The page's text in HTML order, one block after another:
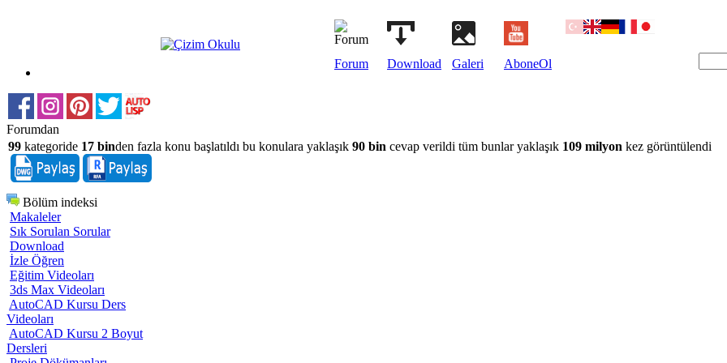
Forum Download Galeri AboneOl
Forumdan
99 kategoride 17 binden fazla konu başlatıldı bu konulara yaklaşık 90 bin cevap verildi tüm bunlar yaklaşık 109 milyon kez görüntülendi
Bölüm indeksi
Makaleler
Sık Sorulan Sorular
Download
İzle Öğren
Eğitim Videoları
3ds Max Videoları
AutoCAD Kursu Ders
Videoları
AutoCAD Kursu 2 Boyut
Dersleri